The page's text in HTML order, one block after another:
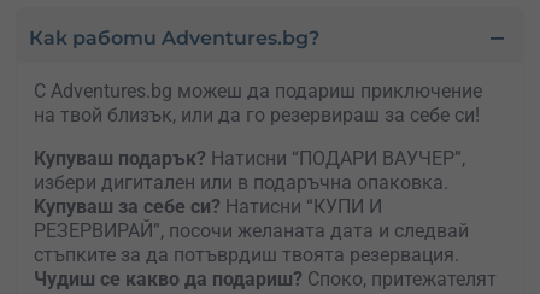
Как работи Adventures.bg?
С Adventures.bg можеш да подариш приключение
на твой близък, или да го резервираш за себе си!
Купуваш подарък? Натисни “ПОДАРИ ВАУЧЕР”,
избери дигитален или в подаръчна опаковка.
Kупуваш за себе си? Натисни “КУПИ И
РЕЗЕРВИРАЙ”, посочи желаната дата и следвай
стъпките за да потъврдиш твоята резервация.
Чудиш се какво да подариш? Споко, притежателят